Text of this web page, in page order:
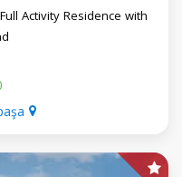
Activity Residence with
…